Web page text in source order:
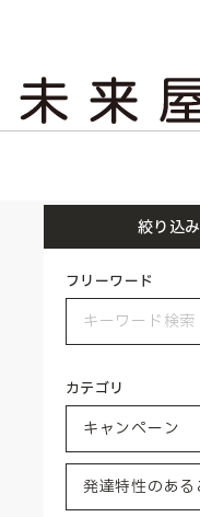
絞り込み
フリーワード
カテゴリ